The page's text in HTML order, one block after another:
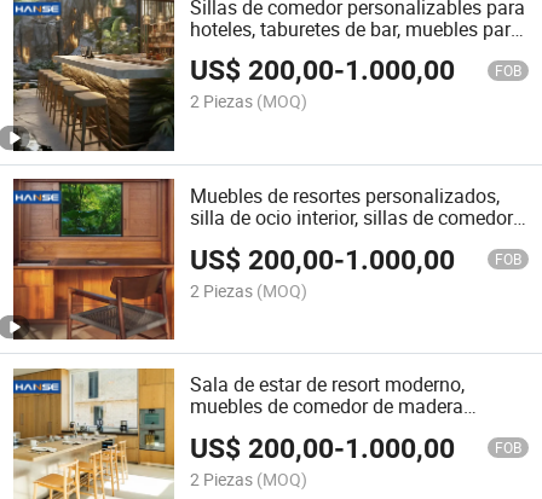
Sillas de comedor personalizables para
hoteles, taburetes de bar, muebles para
resorts, silla de taburete
US$200,00-1.000,00 FOB
2 Piezas (MOQ)
Muebles de resortes personalizados,
silla de ocio interior, sillas de comedor,
US$200,00-1.000,00 FOB
2 Piezas (MOQ)
Sala de estar de resort moderno,
muebles de comedor de madera
natural, taburetes, sillas de bar
US$200,00-1.000,00 FOB
2 Piezas (MOQ)